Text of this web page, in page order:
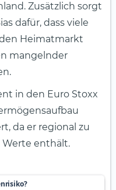
Zusätzlich sorgt
dafür, dass viele
Heimatmarkt
mangelnder
in den Euro Stoxx
da er regional zu
enthält.